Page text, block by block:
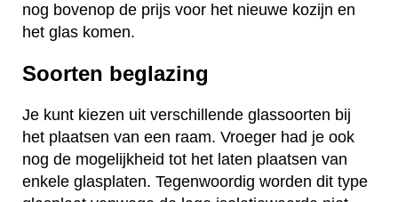
nog bovenop de prijs voor het nieuwe kozijn en
het glas komen.
Soorten beglazing
Je kunt kiezen uit verschillende glassoorten bij
het plaatsen van een raam. Vroeger had je ook
nog de mogelijkheid tot het laten plaatsen van
enkele glasplaten. Tegenwoordig worden dit type